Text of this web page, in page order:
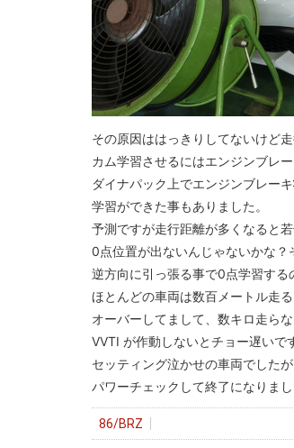
その原因ははっきりしてないけど
カム学習させるにはエンジンブレ
ダイナパック上でエンジンブレー
学習ができた事もありました。
予測ですが走行距離が多くなると
0点位置が出ないんじゃないかな
逆方向に引っ張る事で0点学習する
ほとんどの車両は数百メートル走
オーバーしてまして、数キロ走ら
VVTI が作動しないとチョー遅いで
セッティング泣かせの車両でした
パワーチェックして終了になりまし
86/BRZ